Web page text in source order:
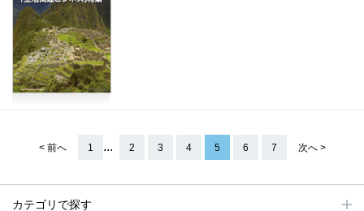
カテゴリで探す
< 前へ 1 ... 2 3 4 5 6 7 次へ >